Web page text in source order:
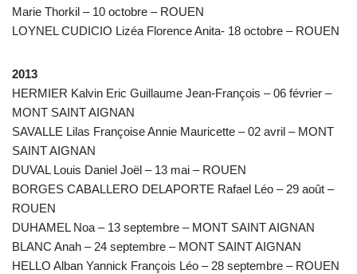
Marie Thorkil – 10 octobre – ROUEN
LOYNEL CUDICIO Lizéa Florence Anita- 18 octobre – ROUEN
2013
HERMIER Kalvin Eric Guillaume Jean-François – 06 février –
MONT SAINT AIGNAN
SAVALLE Lilas Françoise Annie Mauricette – 02 avril – MONT
SAINT AIGNAN
DUVAL Louis Daniel Joël – 13 mai – ROUEN
BORGES CABALLERO DELAPORTE Rafael Léo – 29 août –
ROUEN
DUHAMEL Noa – 13 septembre – MONT SAINT AIGNAN
BLANC Anah – 24 septembre – MONT SAINT AIGNAN
HELLO Alban Yannick François Léo – 28 septembre – ROUEN